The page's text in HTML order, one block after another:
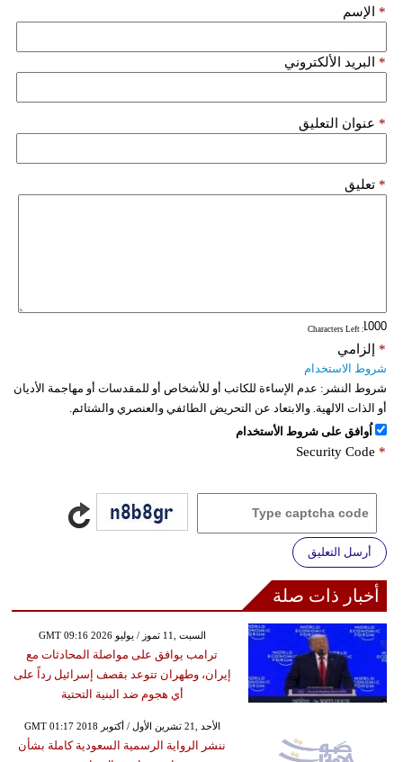
الإسم *
البريد الألكتروني *
عنوان التعليق *
تعليق *
: Characters Left
إلزامي *
شروط الاستخدام
شروط النشر: عدم الإساءة للكاتب أو للأشخاص أو للمقدسات أو مهاجمة الأديان
أو الذات الالهية. والابتعاد عن التحريض الطائفي والعنصري والشتائم.
اُوافق على شروط الأستخدام
Security Code *
أرسل التعليق
أخبار ذات صلة
GMT 09:16 2026 السبت ,11 تموز / يوليو
ترامب يوافق على مواصلة المحادثات مع
إيران، وطهران تتوعد بقصف إسرائيل رداً على
أي هجوم ضد البنية التحتية
GMT 01:17 2018 الأحد ,21 تشرين الأول / أكتوبر
ننشر الرواية الرسمية السعودية كاملة بشأن